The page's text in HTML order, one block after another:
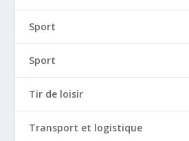
Sport
Sport
Tir de loisir
Transport et logistique